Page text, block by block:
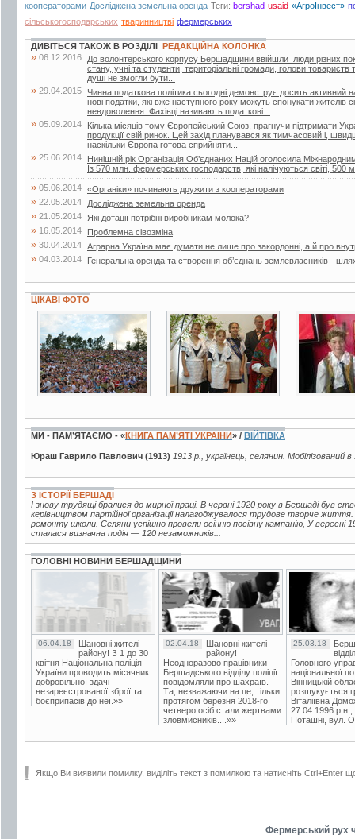
кооператорами Досліджена земельна оренда Теги: bershad usaid «АгроІнвест»
сільськогосподарських тваринництві фермерських
ДИВІТЬСЯ ТАКОЖ В РОЗДІЛІ РЕДАКЦІЙНА КОЛОНКА
» 06.12.2016
До волонтерського корпусу Бершадщини ввійшли люди різних
стану, учні та студенти, територіальні громади, голови
душі не змогли бути...
» 29.04.2015 Чинна податкова політика сьогодні демонструє досить активний
нові податки, які вже наступного року можуть спонукати жителів
невдоволення. Фахівці називають податкові...
» 05.09.2014
Кілька місяців тому Європейський Союз, прагнучи підтримати
продукції свій ринок. Цей захід планувався як тимчасовий і,
наскільки Європа готова сприйняти...
» 25.06.2014
Нинішній рік Організація Об’єднаних Націй оголосила
Із 570 млн. фермерських господарств, які налічуються світі, 500
» 05.06.2014 «Органіки» починають дружити з кооператорами
» 22.05.2014 Досліджена земельна оренда
» 21.05.2014 Які дотації потрібні виробникам молока?
» 16.05.2014 Проблемна сівозміна
» 30.04.2014 Аграрна Україна має думати не лише про закордонні, а й про
» 04.03.2014 Генеральна оренда та створення об’єднань землевласників -
ЦІКАВІ ФОТО
28 фото 7 фото 10 фото
МИ - ПАМ’ЯТАЄМО - «КНИГА ПАМ’ЯТІ УКРАЇНИ» / ВІЙТІВКА
Юраш Гаврило Павлович (1913) 1913 р., українець, селянин. Мобілізований
З ІСТОРІЇ БЕРШАДІ
І знову трудящі бралися до мирної праці. В червні 1920 року в Бершаді був
керівництвом партійної організації налагоджувалося трудове творче
ремонту школи. Селяни успішно провели осінню посівну кампанію, У
сталася визначна подія — 120 незаможників...
ГОЛОВНІ НОВИНИ БЕРШАДЩИНИ
06.04.18
Шановні жителі
району! З 1 до 30
квітня Національна поліція
України проводить місячник
добровільної здачі
незареєстрованої зброї та
боєприпасів до неї.»»
02.04.18
Шановні жителі
району!
Неодноразово працівники
Бершадського відділу поліції
повідомляли про шахраїв.
Та, незважаючи на це, тільки
протягом березня 2018-го
четверо осіб стали жертвами
зловмисників....»»
25.03.18
Головного
національної
Вінницькій
розшукується
Віталіївна
27.04.1996 р.н.,
Поташні, вул.
Якщо Ви виявили помилку, виділіть текст з помилкою та натисніть Ctrl+Enter
Фермерський рух